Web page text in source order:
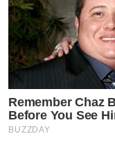
Remember Chaz
Before You See
BUZZDAY